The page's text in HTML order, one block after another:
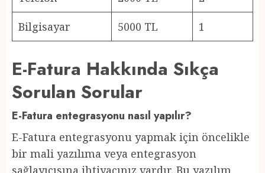
Bilgisayar 5000 TL 1
E-Fatura Hakkında Sıkça
Sorulan Sorular
E-Fatura entegrasyonu nasıl yapılır?
E-Fatura entegrasyonu yapmak için öncelikle
bir mali yazılıma veya entegrasyon
sağlayıcısına ihtiyacınız vardır. Bu yazılım